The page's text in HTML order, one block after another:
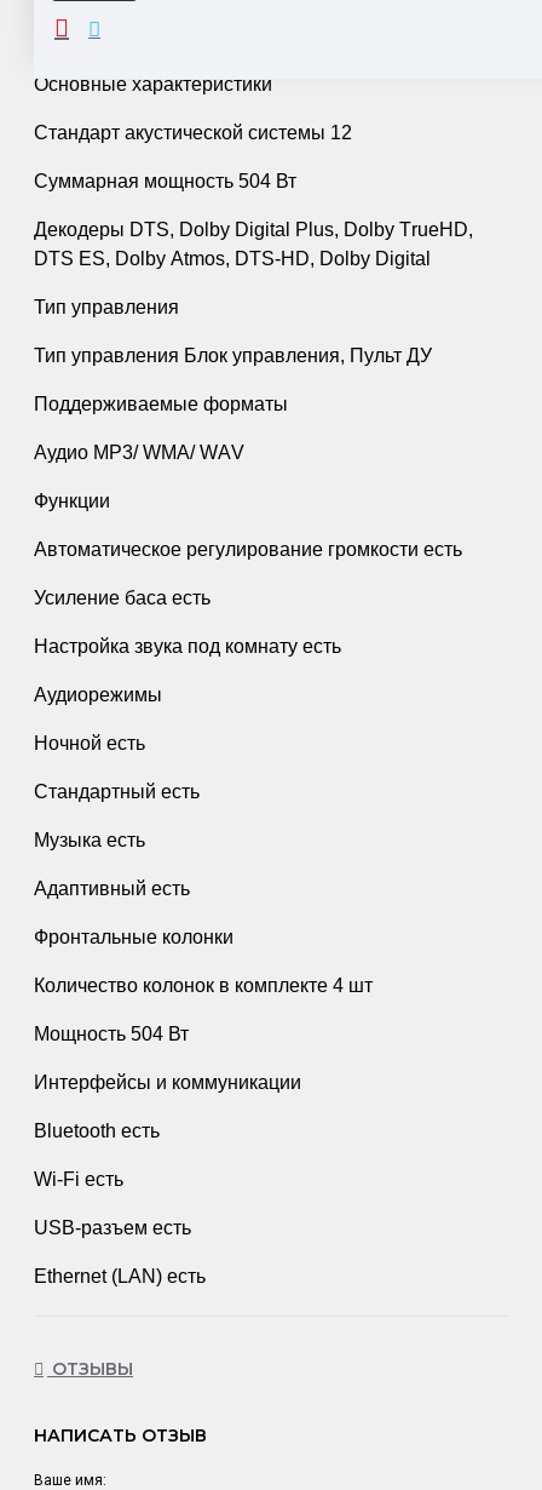
ОПИСАНИЕ
Основные характеристики
Стандарт акустической системы 12
Суммарная мощность 504 Вт
Декодеры DТS, Dоlby Digitаl Рlus, Dоlby ТruеНD,
DТS ЕS, Dоlby Аtmоs, DТS-НD, Dоlby Digitаl
Тип управления
Тип управления Блок управления, Пульт ДУ
Поддерживаемые форматы
Аудио МР3/ WМА/ WАV
Функции
Автоматическое регулирование громкости есть
Усиление баса есть
Настройка звука под комнату есть
Аудиорежимы
Ночной есть
Стандартный есть
Музыка есть
Адаптивный есть
Фронтальные колонки
Количество колонок в комплекте 4 шт
Мощность 504 Вт
Интерфейсы и коммуникации
Вluеtооth есть
Wi-Fi есть
USВ-разъем есть
Еthеrnеt (LАN) есть
ОТЗЫВЫ
НАПИСАТЬ ОТЗЫВ
Ваше имя: